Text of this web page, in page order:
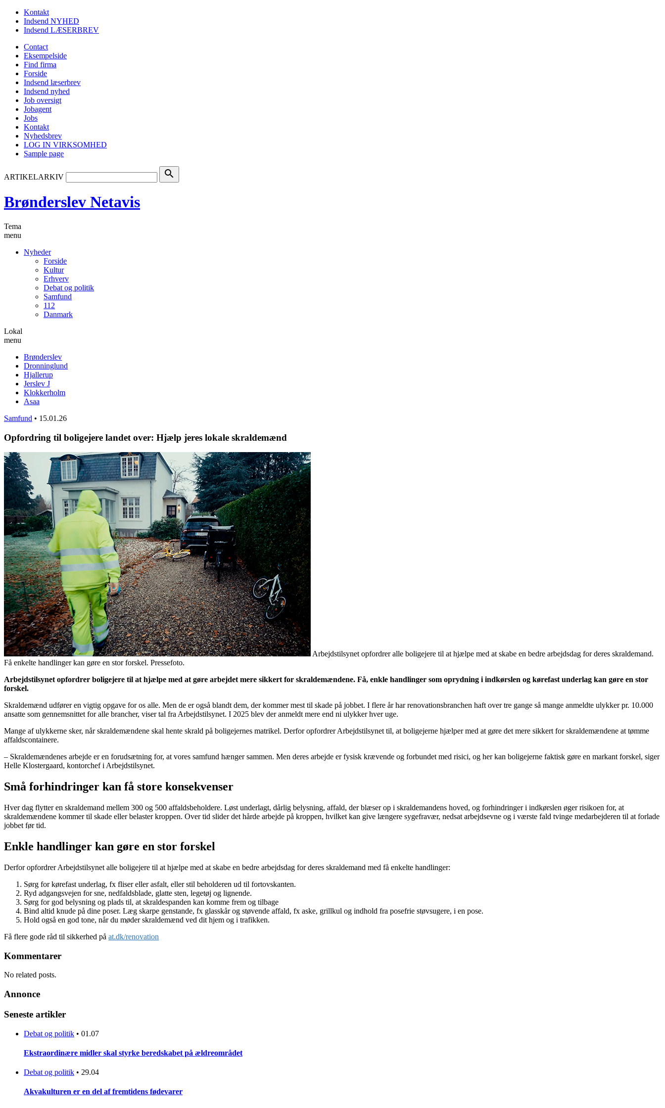
Kontakt
Indsend NYHED
Indsend LÆSERBREV
Contact
Eksempelside
Find firma
Forside
Indsend læserbrev
Indsend nyhed
Job oversigt
Jobagent
Jobs
Kontakt
Nyhedsbrev
LOG IN VIRKSOMHED
Sample page
ARTIKELARKIV search
Brønderslev Netavis
Tema
menu
Nyheder
Forside
Kultur
Erhverv
Debat og politik
Samfund
112
Danmark
Lokal
menu
Brønderslev
Dronninglund
Hjallerup
Jerslev J
Klokkerholm
Asaa
Samfund • 15.01.26
Opfordring til boligejere landet over: Hjælp jeres lokale skraldemænd
Arbejdstilsynet opfordrer alle boligejere til at hjælpe med at skabe en bedre arbejdsdag for deres skraldemand.
Få enkelte handlinger kan gøre en stor forskel. Pressefoto.
Arbejdstilsynet opfordrer boligejere til at hjælpe med at gøre arbejdet mere sikkert for skraldemændene. Få, enkle handlinger som oprydning i indkørslen og kørefast underlag kan gøre en stor
forskel.
Skraldemænd udfører en vigtig opgave for os alle. Men de er også blandt dem, der kommer mest til skade på jobbet. I flere år har renovationsbranchen haft over tre gange så mange anmeldte ulykker pr. 10.000
ansatte som gennemsnittet for alle brancher, viser tal fra Arbejdstilsynet. I 2025 blev der anmeldt mere end ni ulykker hver uge.
Mange af ulykkerne sker, når skraldemændene skal hente skrald på boligejernes matrikel. Derfor opfordrer Arbejdstilsynet til, at boligejerne hjælper med at gøre det mere sikkert for skraldemændene at tømme
affaldscontainere.
– Skraldemændenes arbejde er en forudsætning for, at vores samfund hænger sammen. Men deres arbejde er fysisk krævende og forbundet med risici, og her kan boligejerne faktisk gøre en markant forskel, siger
Helle Klostergaard, kontorchef i Arbejdstilsynet.
Små forhindringer kan få store konsekvenser
Hver dag flytter en skraldemand mellem 300 og 500 affaldsbeholdere. Løst underlagt, dårlig belysning, affald, der blæser op i skraldemandens hoved, og forhindringer i indkørslen øger risikoen for, at
skraldemændene kommer til skade eller belaster kroppen. Over tid slider det hårde arbejde på kroppen, hvilket kan give længere sygefravær, nedsat arbejdsevne og i værste fald tvinge medarbejderen til at forlade
jobbet før tid.
Enkle handlinger kan gøre en stor forskel
Derfor opfordrer Arbejdstilsynet alle boligejere til at hjælpe med at skabe en bedre arbejdsdag for deres skraldemand med få enkelte handlinger:
Sørg for kørefast underlag, fx fliser eller asfalt, eller stil beholderen ud til fortovskanten.
Ryd adgangsvejen for sne, nedfaldsblade, glatte sten, legetøj og lignende.
Sørg for god belysning og plads til, at skraldespanden kan komme frem og tilbage
Bind altid knude på dine poser. Læg skarpe genstande, fx glasskår og støvende affald, fx aske, grillkul og indhold fra posefrie støvsugere, i en pose.
Hold også en god tone, når du møder skraldemænd ved dit hjem og i trafikken.
Få flere gode råd til sikkerhed på at.dk/renovation
Kommentarer
No related posts.
Annonce
Seneste artikler
Debat og politik • 01.07
Ekstraordinære midler skal styrke beredskabet på ældreområdet
Debat og politik • 29.04
Akvakulturen er en del af fremtidens fødevarer